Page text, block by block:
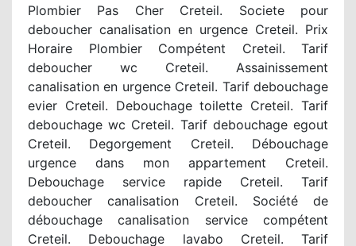
Plombier Pas Cher Creteil. Societe pour
deboucher canalisation en urgence Creteil. Prix
Horaire Plombier Compétent Creteil. Tarif
deboucher wc Creteil. Assainissement
canalisation en urgence Creteil. Tarif debouchage
evier Creteil. Debouchage toilette Creteil. Tarif
debouchage wc Creteil. Tarif debouchage egout
Creteil. Degorgement Creteil. Débouchage
urgence dans mon appartement Creteil.
Debouchage service rapide Creteil. Tarif
deboucher canalisation Creteil. Société de
débouchage canalisation service compétent
Creteil. Debouchage lavabo Creteil. Tarif